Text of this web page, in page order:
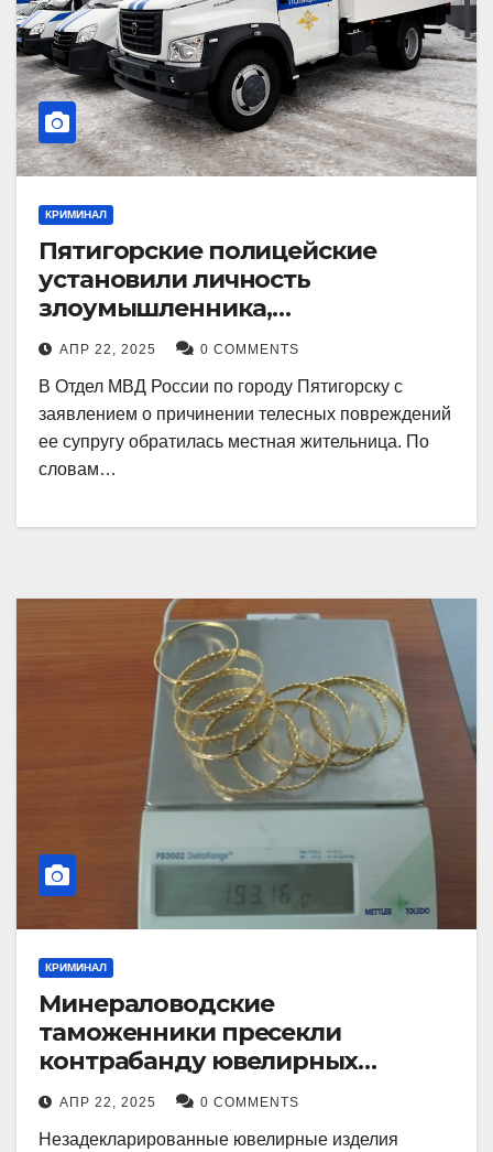
КРИМИНАЛ
Пятигорские полицейские
установили личность
злоумышленника,
причинившего телесные
повреждения местному жителю
АПР 22, 2025 0 COMMENTS
В Отдел МВД России по городу Пятигорску с
заявлением о причинении телесных повреждений
ее супругу обратилась местная жительница. По
словам…
КРИМИНАЛ
Минераловодские
таможенники пресекли
контрабанду ювелирных
изделий на 2 млн рублей
АПР 22, 2025 0 COMMENTS
Незадекларированные ювелирные изделия